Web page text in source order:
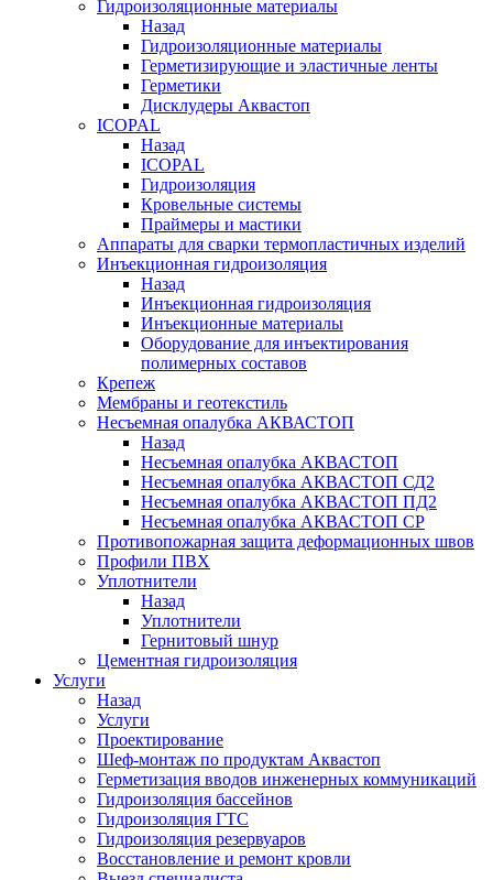
Гидроизоляционные материалы
Назад
Гидроизоляционные материалы
Герметизирующие и эластичные ленты
Герметики
Дисклудеры Аквастоп
ICOPAL
Назад
ICOPAL
Гидроизоляция
Кровельные системы
Праймеры и мастики
Аппараты для сварки термопластичных изделий
Инъекционная гидроизоляция
Назад
Инъекционная гидроизоляция
Инъекционные материалы
Оборудование для инъектирования
полимерных составов
Крепеж
Мембраны и геотекстиль
Несъемная опалубка АКВАСТОП
Назад
Несъемная опалубка АКВАСТОП
Несъемная опалубка АКВАСТОП СД2
Несъемная опалубка АКВАСТОП ПД2
Несъемная опалубка АКВАСТОП СР
Противопожарная защита деформационных швов
Профили ПВХ
Уплотнители
Назад
Уплотнители
Гернитовый шнур
Цементная гидроизоляция
Услуги
Назад
Услуги
Проектирование
Шеф-монтаж по продуктам Аквастоп
Герметизация вводов инженерных коммуникаций
Гидроизоляция бассейнов
Гидроизоляция ГТС
Гидроизоляция резервуаров
Восстановление и ремонт кровли